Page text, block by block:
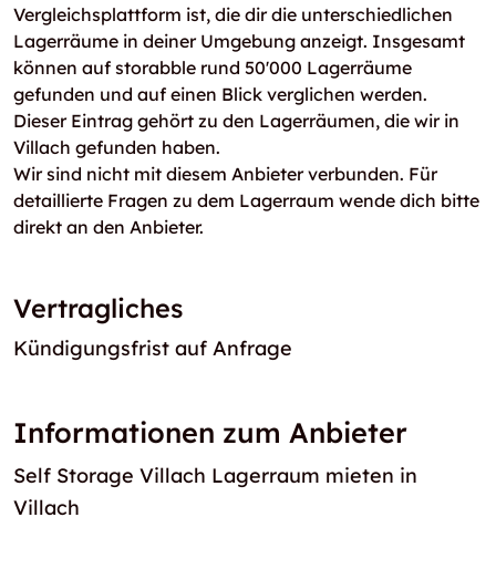
Vergleichsplattform ist, die dir die unterschiedlichen
Lagerräume in deiner Umgebung anzeigt. Insgesamt
können auf storabble rund 50'000 Lagerräume
gefunden und auf einen Blick verglichen werden.
Dieser Eintrag gehört zu den Lagerräumen, die wir in
Villach gefunden haben.
Wir sind nicht mit diesem Anbieter verbunden. Für
detaillierte Fragen zu dem Lagerraum wende dich bitte
direkt an den Anbieter.
Vertragliches
Kündigungsfrist auf Anfrage
Informationen zum Anbieter
Self Storage Villach Lagerraum mieten in
Villach